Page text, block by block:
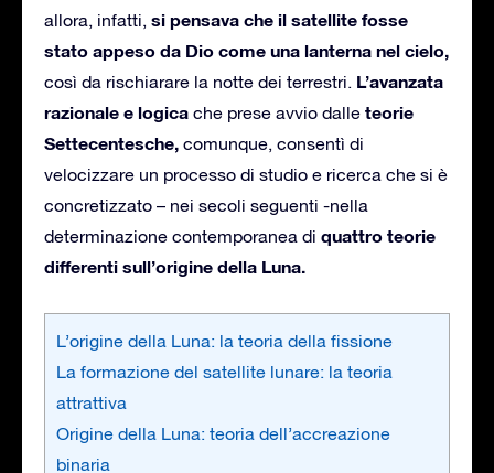
allora, infatti, si pensava che il satellite fosse
stato appeso da Dio come una lanterna nel cielo,
così da rischiarare la notte dei terrestri. L’avanzata
razionale e logica che prese avvio dalle teorie
Settecentesche, comunque, consentì di
velocizzare un processo di studio e ricerca che si è
concretizzato – nei secoli seguenti -nella
determinazione contemporanea di quattro teorie
differenti sull’origine della Luna.
L’origine della Luna: la teoria della fissione
La formazione del satellite lunare: la teoria
attrattiva
Origine della Luna: teoria dell’accreazione
binaria